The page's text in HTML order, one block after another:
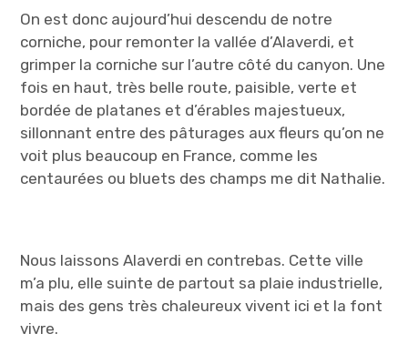
On est donc aujourd’hui descendu de notre
corniche, pour remonter la vallée d’Alaverdi, et
grimper la corniche sur l’autre côté du canyon. Une
fois en haut, très belle route, paisible, verte et
bordée de platanes et d’érables majestueux,
sillonnant entre des pâturages aux fleurs qu’on ne
voit plus beaucoup en France, comme les
centaurées ou bluets des champs me dit Nathalie.
Nous laissons Alaverdi en contrebas. Cette ville
m’a plu, elle suinte de partout sa plaie industrielle,
mais des gens très chaleureux vivent ici et la font
vivre.